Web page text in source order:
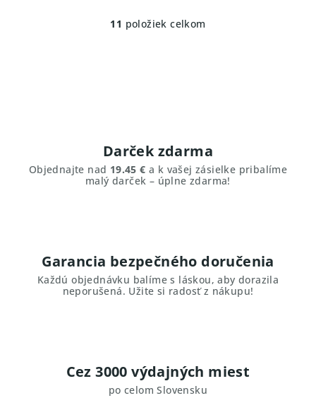
O
i
e
p
v
ý
p
11 položiek celkom
Darček zdarma
Objednajte nad 19.45 € a k vašej zásielke pribalíme
malý darček – úplne zdarma!
Garancia bezpečného doručenia
Každú objednávku balíme s láskou, aby dorazila
neporušená. Užite si radosť z nákupu!
Cez 3000 výdajných miest
po celom Slovensku